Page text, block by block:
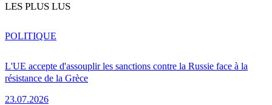
LES PLUS LUS
L'UE accepte d'assouplir les sanctions contre la Russie face à la
résistance de la Grèce
23.07.2026
POLITIQUE